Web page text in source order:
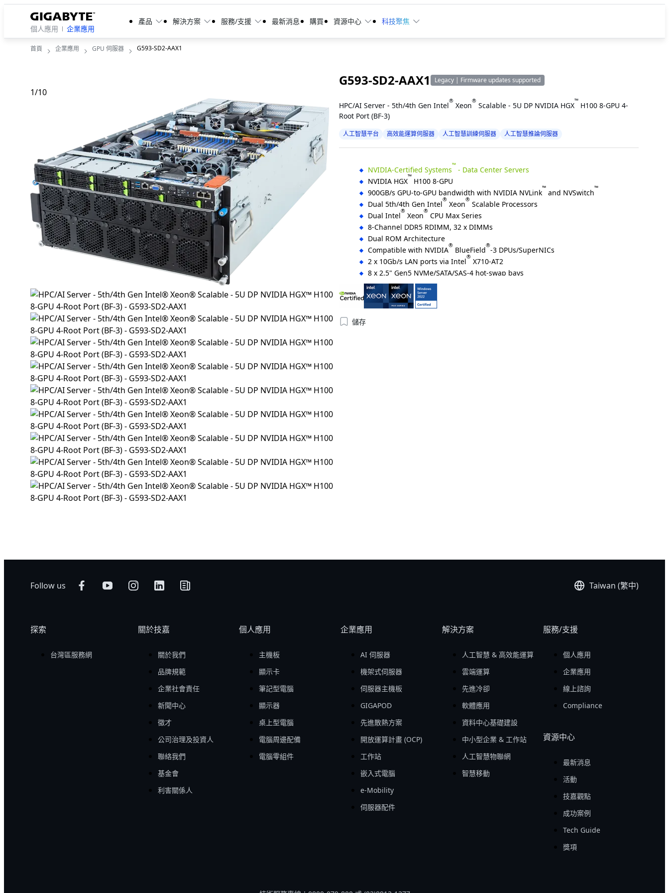
個人應用 企業應用
產品 解決方案 服務/支援 最新消息 購買 資源中心 科技聚焦
首頁 企業應用 GPU 伺服器 G593-SD2-AAX1
1/10
G593-SD2-AAX1 Legacy | Firmware updates supported
HPC/AI Server - 5th/4th Gen Intel® Xeon® Scalable - 5U DP NVIDIA HGX™ H100 8-GPU 4-
Root Port (BF-3)
人工智慧平台 高效能運算伺服器 人工智慧訓練伺服器 人工智慧推論伺服器
NVIDIA-Certified Systems™ - Data Center Servers
NVIDIA HGX™ H100 8-GPU
900GB/s GPU-to-GPU bandwidth with NVIDIA NVLink™ and NVSwitch™
Dual 5th/4th Gen Intel® Xeon® Scalable Processors
Dual Intel® Xeon® CPU Max Series
8-Channel DDR5 RDIMM, 32 x DIMMs
Dual ROM Architecture
Compatible with NVIDIA® BlueField®-3 DPUs/SuperNICs
2 x 10Gb/s LAN ports via Intel® X710-AT2
8 x 2.5" Gen5 NVMe/SATA/SAS-4 hot-swap bays
4 x FHHL PCIe Gen5 x16 slots
8 x LP PCIe Gen5 x16 slots
4+2 3000W 80 PLUS Titanium redundant power supplies
儲存
Follow us Taiwan (繁中)
探索
台灣區服務網
關於技嘉
關於我們
品牌規範
企業社會責任
新聞中心
徵才
公司治理及投資人
聯絡我們
基金會
利害關係人
個人應用
主機板
顯示卡
筆記型電腦
顯示器
桌上型電腦
電腦周邊配備
電腦零組件
企業應用
AI 伺服器
機架式伺服器
伺服器主機板
GIGAPOD
先進散熱方案
開放運算計畫 (OCP)
工作站
嵌入式電腦
e-Mobility
伺服器配件
解決方案
人工智慧 & 高效能運算
雲端運算
先進冷卻
軟體應用
資料中心基礎建設
中小型企業 & 工作站
人工智慧物聯網
智慧移動
服務/支援
個人應用
企業應用
線上諮詢
Compliance
資源中心
最新消息
活動
技嘉觀點
成功案例
Tech Guide
獎項